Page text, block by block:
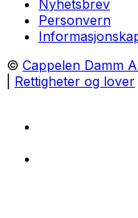
Nyhetsbrev
Personvern
© Cappelen Damm
Rettigheter og lover